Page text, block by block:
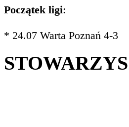
Początek ligi:
* 24.07 Warta Poznań 4-3